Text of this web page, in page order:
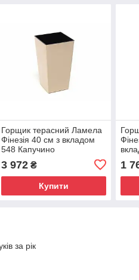
Горщик терасний Ламела
Фінезія 40 см з вкладом
548 Капучино
3 972₴
Купити
1
за рік